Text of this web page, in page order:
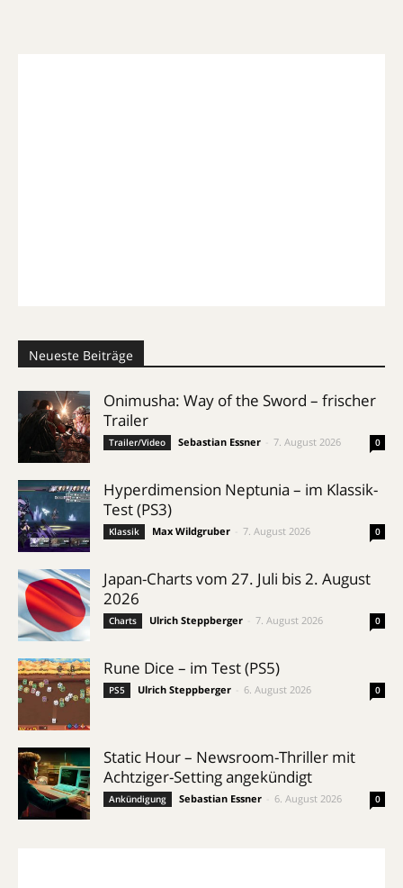
Neueste Beiträge
Onimusha: Way of the Sword – frischer
Trailer
Trailer/Video Sebastian Essner 7. August 2026 0
Hyperdimension Neptunia – im Klassik-
Test (PS3)
Klassik Max Wildgruber 7. August 2026 0
Japan-Charts vom 27. Juli bis 2. August
2026
Charts Ulrich Steppberger 7. August 2026 0
Rune Dice – im Test (PS5)
PS5 Ulrich Steppberger 6. August 2026 0
Static Hour – Newsroom-Thriller mit
Achtziger-Setting angekündigt
Ankündigung Sebastian Essner 6. August 2026 0